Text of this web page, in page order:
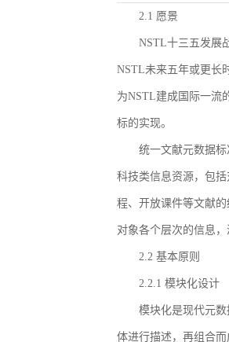
2.1 愿景
NSTL十三五发展
NSTL未来五年或更长
为NSTL建成国际一流
标的实现。
统一文献元数据
科技类信息资源，包
程、开放课件等文献
对象各个层次的信息
2.2 基本原则
2.2.1 模块化设计
模块化是现代元
体进行描述，再组合